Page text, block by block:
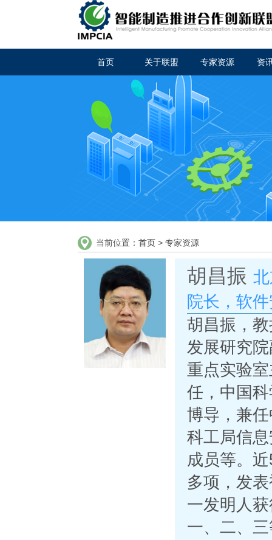
首页 关于联盟 专家资源 资
当前位置： 首页 > 专家资源
胡昌振
院长，软
胡昌振，
发展研究
重点实验
任，中国
博导，兼
科工局信
成员等。
多项，发
一发明人
一、二、